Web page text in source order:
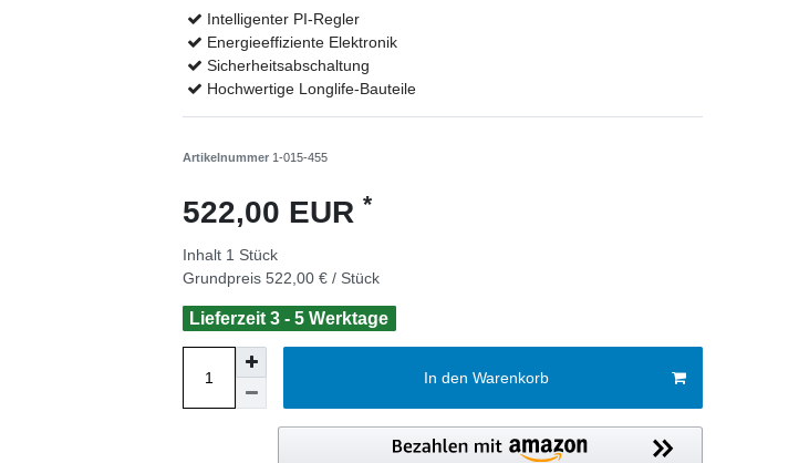
Intelligenter PI-Regler
Energieeffiziente Elektronik
Sicherheitsabschaltung
Hochwertige Longlife-Bauteile
Artikelnummer 1-015-455
522,00 EUR *
Inhalt 1 Stück
Grundpreis 522,00 € / Stück
Lieferzeit 3 - 5 Werktage
In den Warenkorb